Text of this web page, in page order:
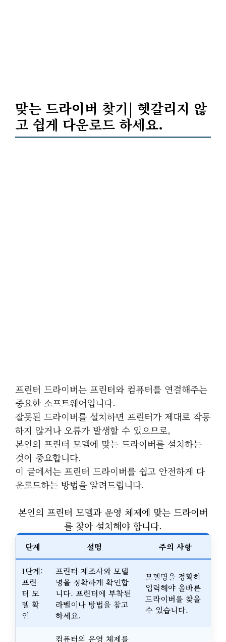
맞는 드라이버 찾기| 헷갈리지 않
고 쉽게 다운로드 하세요.
프린터 드라이버는 프린터와 컴퓨터를 연결해주는
중요한 소프트웨어입니다.
잘못된 드라이버를 설치하면 프린터가 제대로 작동
하지 않거나 오류가 발생할 수 있으므로,
본인의 프린터 모델에 맞는 드라이버를 설치하는
것이 중요합니다.
이 글에서는 프린터 드라이버를 쉽고 안전하게 다
운로드하는 방법을 알려드립니다.
본인의 프린터 모델과 운영 체제에 맞는 드라이버
를 찾아 설치해야 합니다.
단계 설명 주의 사항
1단계:
프린
터 모
델 확
인
프린터 제조사와 모델
명을 정확하게 확인합
니다. 프린터에 부착된
라벨이나 방법을 참고
하세요.
모델명을 정확히
입력해야 올바른
드라이버를 찾을
수 있습니다.
컴퓨터의 운영 체제를